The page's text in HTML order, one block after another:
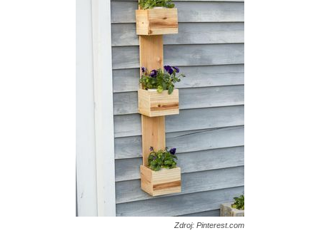
Zdroj: Pinterest.com